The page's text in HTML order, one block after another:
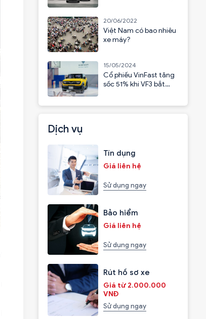
20/06/2022
Việt Nam có bao nhiêu
xe máy?
15/05/2024
Cổ phiếu VinFast tăng
sốc 51% khi VF3 bắt
Dịch vụ
Tín dụng
Giá liên hệ
Sử dụng ngay
Bảo hiểm
Giá liên hệ
Sử dụng ngay
Rút hồ sơ xe
Giá từ 2.000.000
VNĐ
Sử dụng ngay